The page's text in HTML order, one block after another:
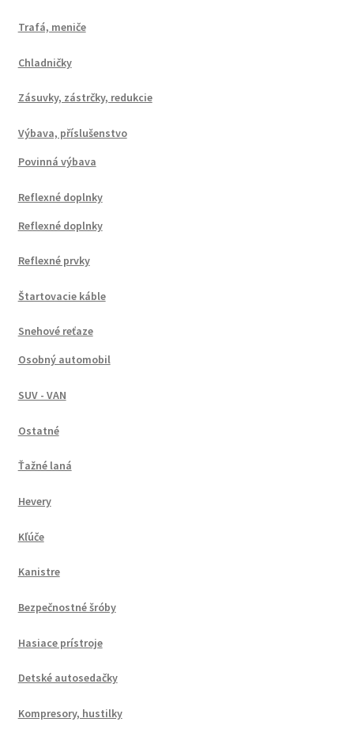
Trafá, meniče
Chladničky
Zásuvky, zástrčky, redukcie
Výbava, příslušenstvo
Povinná výbava
Reflexné doplnky
Reflexné doplnky
Reflexné prvky
Štartovacie káble
Snehové reťaze
Osobný automobil
SUV - VAN
Ostatné
Ťažné laná
Hevery
Kľúče
Kanistre
Bezpečnostné šróby
Hasiace prístroje
Detské autosedačky
Kompresory, hustilky